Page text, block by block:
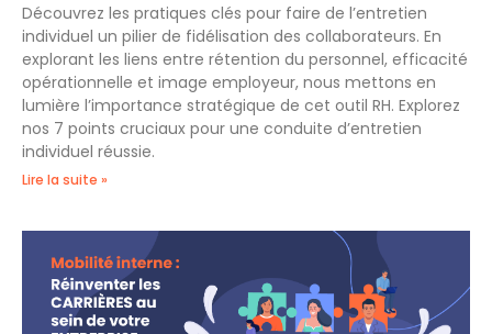
Découvrez les pratiques clés pour faire de l’entretien
individuel un pilier de fidélisation des collaborateurs. En
explorant les liens entre rétention du personnel, efficacité
opérationnelle et image employeur, nous mettons en
lumière l’importance stratégique de cet outil RH. Explorez
nos 7 points cruciaux pour une conduite d’entretien
individuel réussie.
Lire la suite »